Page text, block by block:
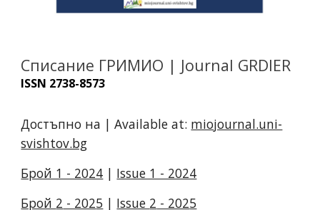
Списание ГРИМИО | Journal GRDIER
ISSN 2738-8573
Достъпно на | Available at: miojournal.uni-
svishtov.bg
Брой 1 - 2024 | Issue 1 - 2024
Брой 2 - 2025 | Issue 2 - 2025